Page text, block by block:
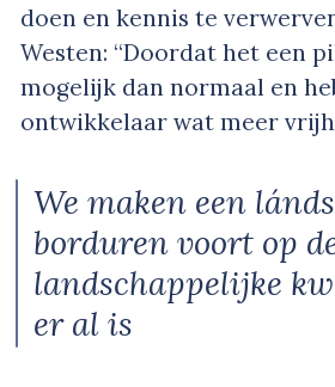
doen en kennis te
Westen: “Doordat het een
mogelijk dan normaal en
ontwikkelaar wat meer
We maken een
borduren voort op
landschappelijke
er al is